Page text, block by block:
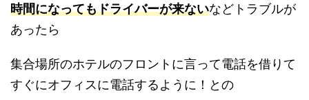
時間になってもドライバーが来ないなどトラブルが
あったら
集合場所のホテルのフロントに言って電話を借りて
すぐにオフィスに電話するように！との